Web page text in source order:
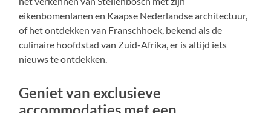
eikenbomenlanen en Kaapse Nederlandse architectuur,
of het ontdekken van Franschhoek, bekend als de
culinaire hoofdstad van Zuid-Afrika, er is altijd iets
nieuws te ontdekken.
Geniet van exclusieve